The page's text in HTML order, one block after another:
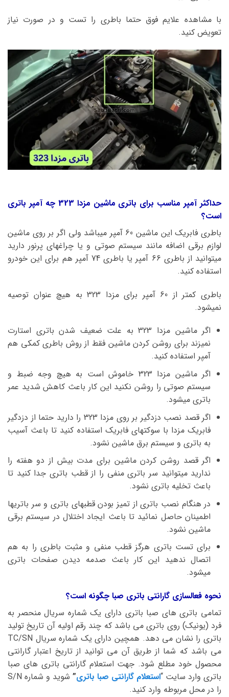
با مشاهده علایم فوق حتما باطری را تست و در صورت نیاز
تعویض کنید.
حداکثر آمپر مناسب برای باتری ماشین مزدا 323 چه آمپر باتری
است؟
باطری فابریک این ماشین 60 آمپر میباشد ولی اگر بر روی ماشین
لوازم برقی اضافه مانند سیستم صوتی و یا چراغهای پرنور دارید
میتوانید از باطری 66 آمپر یا باطری 74 آمپر هم برای این خودرو
استفاده کنید.
باطری کمتر از 60 آمپر برای مزدا 323 به هیچ عنوان توصیه
نمیشود.
اگر ماشین مزدا 323 به علت ضعیف شدن باتری استارت
نمیزند برای روشن کردن ماشین فقط از روش باطری کمکی هم
آمپر استفاده کنید.
اگر ماشین مزدا 323 خاموش است به هیچ وجه ضبط و
سیستم صوتی را روشن نکنید این کار باعث کاهش شدید عمر
باتری میشود.
اگر قصد نصب دزدگیر بر روی مزدا 323 را دارید حتما از دزدگیر
فابریک مزدا با سوکتهای فابریک استفاده کنید تا باعث آسیب
به باتری و سیستم برق ماشین نشود.
اگر قصد روشن کردن ماشین برای مدت بیش از دو هفته را
ندارید میتوانید سر باتری منفی را از قطب باتری جدا کنید تا
باعث تخلیه باتری نشود.
در هنگام نصب باتری از تمیز بودن قطبهای باتری و سر باتریها
اطمینان حاصل نمائید تا باعث ایجاد اختلال در سیستم برقی
ماشین نشود.
برای تست باتری هرگز قطب منفی و مثبت باطری را به هم
اتصال ندهید این کار باعث صدمه دیدن صفحات باتری
میشود.
نحوه فعالسازی گارانتی باتری صبا چگونه است؟
تمامی باتری های صبا باتری دارای یک شماره سریال منحصر به
فرد (یونیک) روی باتری می باشد که چند رقم اولیه آن تاریخ تولید
باتری را نشان می دهد. همچین دارای یک شماره سریال TC/SN
می باشد که شما از طریق آن می توانید از تاریخ اعتبار گارانتی
محصول خود مطلع شود. جهت استعلام گارانتی باتری های صبا
باتری وارد سایت “استعلام گارانتی صبا باتری”
شوید و شماره S/N
را در محل مربوطه وارد کنید.